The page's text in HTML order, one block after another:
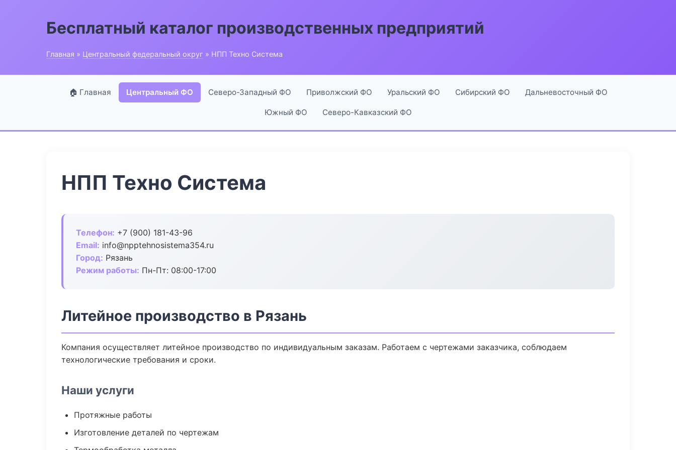
Бесплатный каталог производственных предприятий
Главная » Центральный федеральный округ » НПП Техно Система
🏠 Главная Центральный ФО Северо-Западный ФО Приволжский ФО Уральский ФО Сибирский ФО Дальневосточный ФО
Южный ФО Северо-Кавказский ФО
НПП Техно Система
Телефон: +7 (900) 181-43-96
Email: info@npptehnosistema354.ru
Город: Рязань
Режим работы: Пн-Пт: 08:00-17:00
Литейное производство в Рязань
Компания осуществляет литейное производство по индивидуальным заказам. Работаем с чертежами заказчика, соблюдаем
технологические требования и сроки.
Наши услуги
Протяжные работы
Изготовление деталей по чертежам